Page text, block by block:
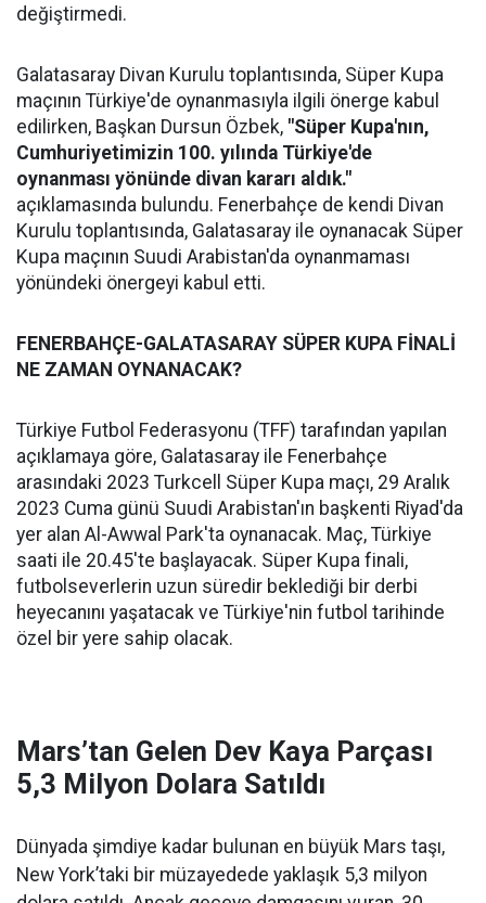
değiştirmedi.
Galatasaray Divan Kurulu toplantısında, Süper Kupa
maçının Türkiye'de oynanmasıyla ilgili önerge kabul
edilirken, Başkan Dursun Özbek, "Süper Kupa'nın,
Cumhuriyetimizin 100. yılında Türkiye'de
oynanması yönünde divan kararı aldık."
açıklamasında bulundu. Fenerbahçe de kendi Divan
Kurulu toplantısında, Galatasaray ile oynanacak Süper
Kupa maçının Suudi Arabistan'da oynanmaması
yönündeki önergeyi kabul etti.
FENERBAHÇE-GALATASARAY SÜPER KUPA FİNALİ
NE ZAMAN OYNANACAK?
Türkiye Futbol Federasyonu (TFF) tarafından yapılan
açıklamaya göre, Galatasaray ile Fenerbahçe
arasındaki 2023 Turkcell Süper Kupa maçı, 29 Aralık
2023 Cuma günü Suudi Arabistan'ın başkenti Riyad'da
yer alan Al-Awwal Park'ta oynanacak. Maç, Türkiye
saati ile 20.45'te başlayacak. Süper Kupa finali,
futbolseverlerin uzun süredir beklediği bir derbi
heyecanını yaşatacak ve Türkiye'nin futbol tarihinde
özel bir yere sahip olacak.
Mars’tan Gelen Dev Kaya Parçası
5,3 Milyon Dolara Satıldı
Dünyada şimdiye kadar bulunan en büyük Mars taşı,
New York’taki bir müzayedede yaklaşık 5,3 milyon